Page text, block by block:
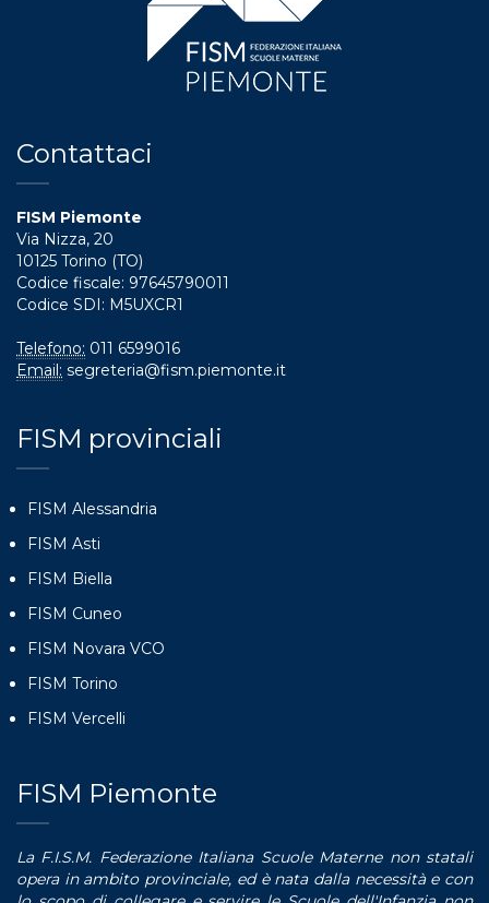
Contattaci
FISM Piemonte
Via Nizza, 20
10125 Torino (TO)
Codice fiscale: 97645790011
Codice SDI: M5UXCR1
Telefono: 011 6599016
Email: segreteria@fism.piemonte.it
FISM provinciali
FISM Alessandria
FISM Asti
FISM Biella
FISM Cuneo
FISM Novara VCO
FISM Torino
FISM Vercelli
FISM Piemonte
La F.I.S.M. Federazione Italiana Scuole Materne non statali
opera in ambito provinciale, ed è nata dalla necessità e con